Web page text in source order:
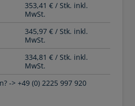
353,41 € / Stk. inkl.
MwSt.
345,97 € / Stk. inkl.
MwSt.
334,81 € / Stk. inkl.
MwSt.
-> +49 (0) 2225 997 920